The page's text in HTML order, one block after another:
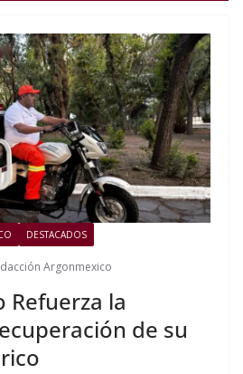
DESTACADOS
Argonmexico
Refuerza la
de su